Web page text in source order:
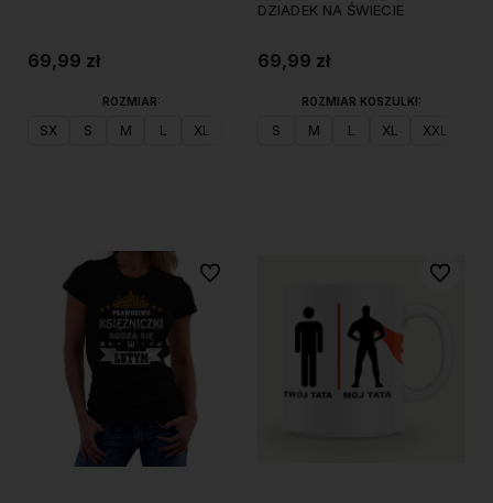
69,99 zł
ROZMIAR:
SX S M L XL
DZIADEK NA ŚWIECIE
69,99 zł
ROZMIAR KOSZULKI:
S M L XL XXL
Do ulubionych Do